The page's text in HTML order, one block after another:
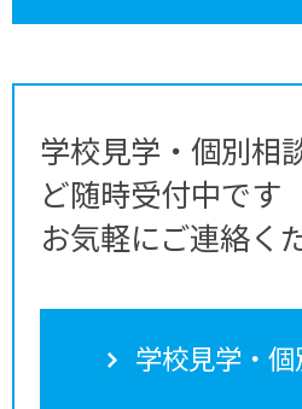
学校見学・個別相
ど随時受付中です
お気軽にご連絡く
学校見学・